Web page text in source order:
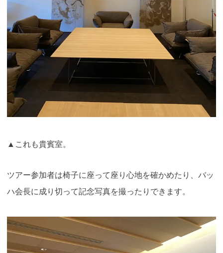
▲これも貴賓室。
ツアー参加者は椅子に座って座り心地を確かめたり、バッ
ハ会長に成り切って記念写真を撮ったりできます。